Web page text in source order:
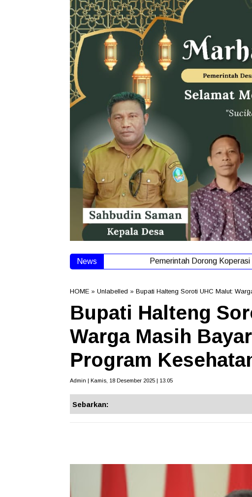
News Pemerintah Dorong
HOME » Unlabelled » Bupati Halteng Soroti UHC Malut:
Bupati Halteng
Warga Masih
Program
Admin | Kamis, 18 Desember 2025 | 13.05
Sebarkan: